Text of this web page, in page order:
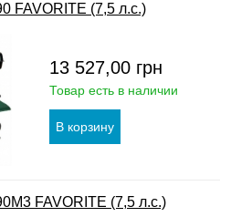
FAVORITE (7,5 л.с.)
13 527,00 грн
Товар есть в наличии
FAVORITE (7,5 л.с.)